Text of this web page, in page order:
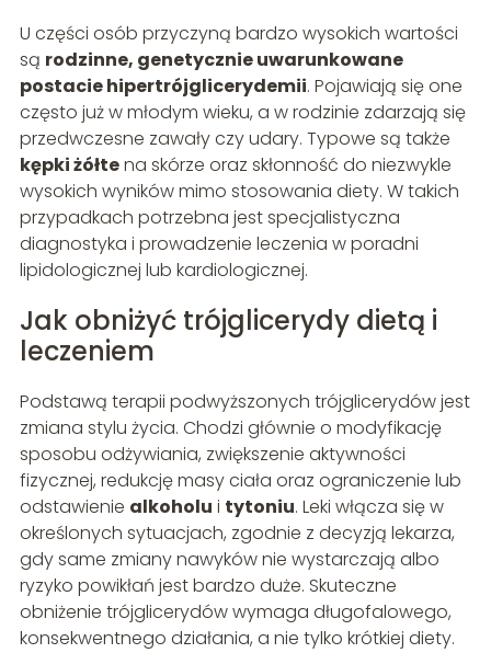
U części osób przyczyną bardzo wysokich wartości
są rodzinne, genetycznie uwarunkowane
postacie hipertrójglicerydemii. Pojawiają się one
często już w młodym wieku, a w rodzinie zdarzają się
przedwczesne zawały czy udary. Typowe są także
kępki żółtena skórze oraz skłonność do niezwykle
wysokich wyników mimo stosowania diety. W takich
przypadkach potrzebna jest specjalistyczna
diagnostyka i prowadzenie leczenia w poradni
lipidologicznej lub kardiologicznej.
Jak obniżyć trójglicerydy dietą i
leczeniem
Podstawą terapii podwyższonych trójglicerydów jest
zmiana stylu życia. Chodzi głównie o modyfikację
sposobu odżywiania, zwiększenie aktywności
fizycznej, redukcję masy ciała oraz ograniczenie lub
odstawienie alkoholu i tytoniu. Leki włącza się w
określonych sytuacjach, zgodnie z decyzją lekarza,
gdy same zmiany nawyków nie wystarczają albo
ryzyko powikłań jest bardzo duże. Skuteczne
obniżenie trójglicerydów wymaga długofalowego,
konsekwentnego działania, a nie tylko krótkiej diety.